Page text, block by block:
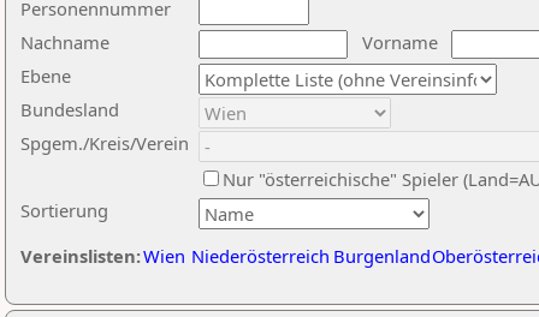
Nachname
Vorname
Ebene
Sortierung
Personennummer
Bundesland
Spgem./Kreis/Verein
Nur "österreichische" Spieler
Vereinslisten:Wien Niederösterreich Burgenland